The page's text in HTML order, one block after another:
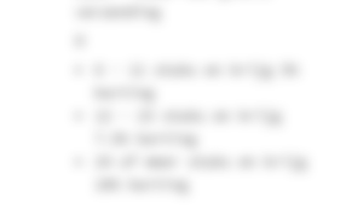
10% korting